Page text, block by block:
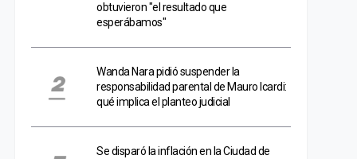
obtuvieron "el resultado que
esperábamos"
Wanda Nara pidió suspender la
responsabilidad parental de Mauro Icardi:
qué implica el planteo judicial
Se disparó la inflación en la Ciudad de